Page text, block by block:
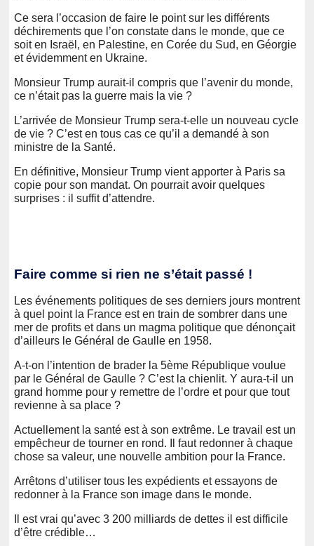
Ce sera l’occasion de faire le point sur les différents
déchirements que l’on constate dans le monde, que ce
soit en Israël, en Palestine, en Corée du Sud, en Géorgie
et évidemment en Ukraine.
Monsieur Trump aurait-il compris que l’avenir du monde,
ce n’était pas la guerre mais la vie ?
L’arrivée de Monsieur Trump sera-t-elle un nouveau cycle
de vie ? C’est en tous cas ce qu’il a demandé à son
ministre de la Santé.
En définitive, Monsieur Trump vient apporter à Paris sa
copie pour son mandat. On pourrait avoir quelques
surprises : il suffit d’attendre.
Faire comme si rien ne s’était passé !
Les événements politiques de ses derniers jours montrent
à quel point la France est en train de sombrer dans une
mer de profits et dans un magma politique que dénonçait
d’ailleurs le Général de Gaulle en 1958.
A-t-on l’intention de brader la 5ème République voulue
par le Général de Gaulle ? C’est la chienlit. Y aura-t-il un
grand homme pour y remettre de l’ordre et pour que tout
revienne à sa place ?
Actuellement la santé est à son extrême. Le travail est un
empêcheur de tourner en rond. Il faut redonner à chaque
chose sa valeur, une nouvelle ambition pour la France.
Arrêtons d’utiliser tous les expédients et essayons de
redonner à la France son image dans le monde.
Il est vrai qu’avec 3 200 milliards de dettes il est difficile
d’être crédible…